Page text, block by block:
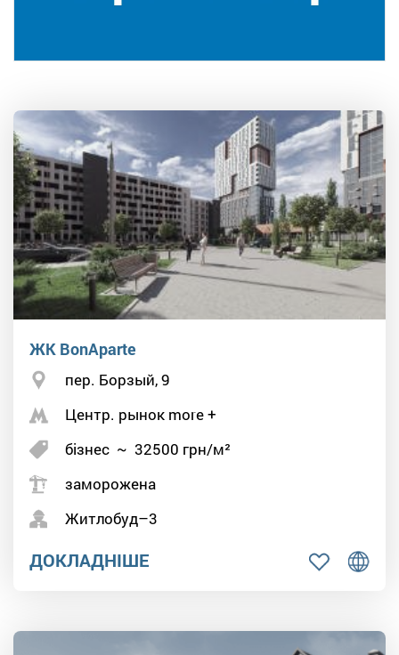
ЖК BonAparte
пер. Борзый, 9
Центр. рынок more +
бізнес ~ 32500 грн/м²
заморожена
Житлобуд–3
ДОКЛАДНІШЕ